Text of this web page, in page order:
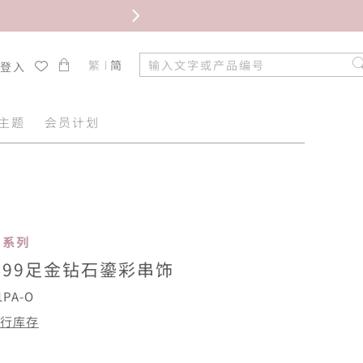
入 繁 简
题 会员计划
列
足金钻石鎏彩串饰
O
库存